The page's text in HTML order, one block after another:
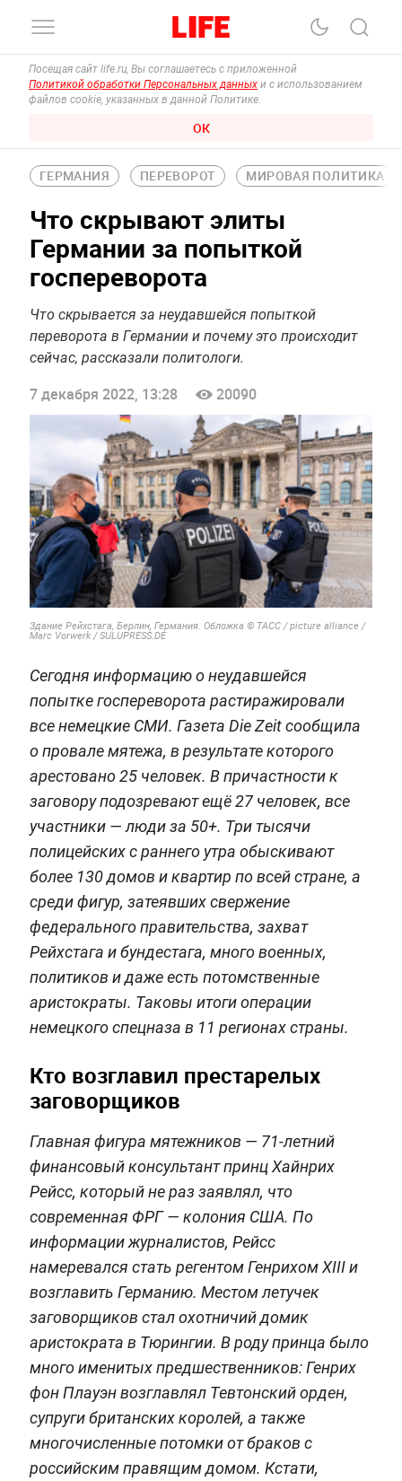
Посещая сайт life.ru, Вы соглашаетесь с приложенной
Политикой обработки Персональных данных и с использованием
файлов cookie, указанных в данной Политике.
ОК
ГЕРМАНИЯ ПЕРЕВОРОТ МИРОВАЯ ПОЛИТИКА
Что скрывают элиты
Германии за попыткой
госпереворота
Что скрывается за неудавшейся попыткой
переворота в Германии и почему это происходит
сейчас, рассказали политологи.
7 декабря 2022, 13:28 20090
Здание Рейхстага, Берлин, Германия. Обложка © ТАСС / picture alliance /
Marc Vorwerk / SULUPRESS.DE
Сегодня информацию о неудавшейся
попытке госпереворота растиражировали
все немецкие СМИ. Газета Die Zeit сообщила
о провале мятежа, в результате которого
арестовано 25 человек. В причастности к
заговору подозревают ещё 27 человек, все
участники — люди за 50+. Три тысячи
полицейских с раннего утра обыскивают
более 130 домов и квартир по всей стране, а
среди фигур, затеявших свержение
федерального правительства, захват
Рейхстага и бундестага, много военных,
политиков и даже есть потомственные
аристократы. Таковы итоги операции
немецкого спецназа в 11 регионах страны.
Кто возглавил престарелых
заговорщиков
Главная фигура мятежников — 71-летний
финансовый консультант принц Хайнрих
Рейсс, который не раз заявлял, что
современная ФРГ — колония США. По
информации журналистов, Рейсс
намеревался стать регентом Генрихом XIII и
возглавить Германию. Местом летучек
заговорщиков стал охотничий домик
аристократа в Тюрингии. В роду принца было
много именитых предшественников: Генрих
фон Плауэн возглавлял Тевтонский орден,
супруги британских королей, а также
многочисленные потомки от браков с
российским правящим домом. Кстати,